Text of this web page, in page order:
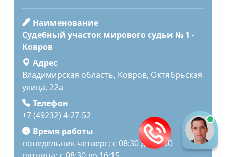
Наименование
Судебный участок мирового судьи № 1 -
Ковров
Адрес
Владимирская область, Ковров, Октябрьская
улица, 22а
Телефон
+7 (49232) 4-27-52
Время работы
понедельник-четверг: с 08:30 до 17:30